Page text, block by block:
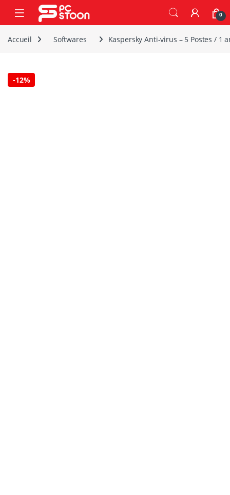
Skip to navigation
Skip to content
0
Accueil Softwares Kaspersky Anti-virus – 5 Postes / 1
-12%